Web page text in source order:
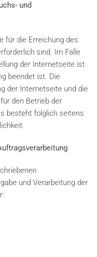
und
für die Erreichung des
sind. Im Falle
der Internetseite ist
beendet ist. Die
der Internetseite und die
den Betrieb der
besteht folglich seitens
und Verarbeitung der